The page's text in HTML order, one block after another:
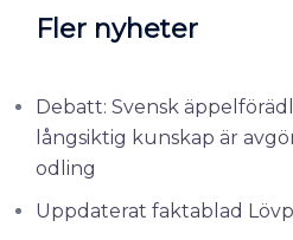
Fler nyheter
Debatt: Svensk
långsiktig kunskap är
odling
Uppdaterat faktablad